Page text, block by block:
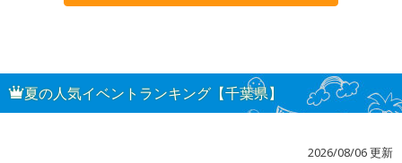
夏の人気イベントランキング【千葉県】
2026/08/06 更新